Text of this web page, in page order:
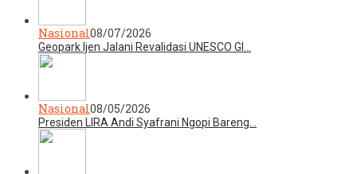
Nasional08/07/2026
Geopark Ijen Jalani Revalidasi UNESCO Gl…
Nasional08/05/2026
Presiden LIRA Andi Syafrani Ngopi Bareng…